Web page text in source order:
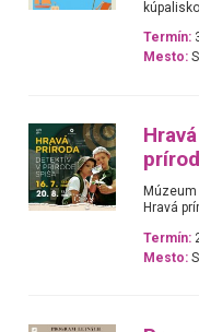
Termín:
Mesto:
Hravá
Termín:
Mesto: